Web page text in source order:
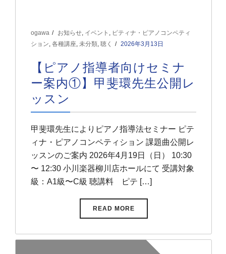
ogawa お知らせ, イベント , ピティナ・ピアノコンペティ
ション, 各種講座, 未分類, 聴く 2026年3月13日
【ピアノ指導者向けセミナ
ー案内①】甲斐環先生公開レ
ッスン
甲斐環先生によりピアノ指導法セミナー ピテ
ィナ・ピアノコンペティション 課題曲公開レ
ッスンのご案内 2026年4月19日（日） 10:30
〜 12:30 小川楽器柳川店ホールにて 受講対象
級：A1級〜C級 聴講料 ピテ […]
READ MORE